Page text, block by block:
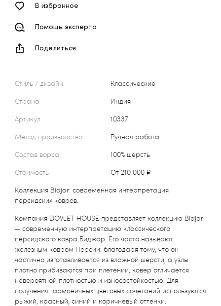
Стиль / дизайн
Классические
Страна
Индия
Артикул
10337
Метод производства
Ручная работа
Состав ворса
100% шерсть
Стоимость
от 210 000 ₽
Коллекция Bidjar: современная интерпретация
персидских ковров.
Компания DOVLET HOUSE представляет коллекцию Bidjar
— современную интерпретацию классического
персидского ковра Биджар. Его часто называют
железным ковром Персии: благодаря тому, что он
частично изготавливается из влажной шерсти, а узлы
плотно прибиваются при плетении, ковер отличается
невероятной плотностью и износостойкостью. Для
получения гармоничных цветовых сочетаний используются
рыжий, красный, синий и коричневый оттенки.
В избранное
Помощь эксперта
Поделиться